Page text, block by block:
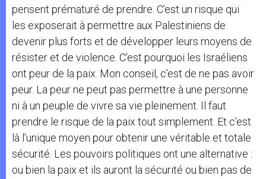
pensent prématuré de prendre. C’est un risque qui
les exposerait à permettre aux Palestiniens de
devenir plus forts et de développer leurs moyens de
résister et de violence. C’est pourquoi les Israéliens
ont peur de la paix. Mon conseil, c’est de ne pas avoir
peur. La peur ne peut pas permettre à une personne
ni à un peuple de vivre sa vie pleinement. Il faut
prendre le risque de la paix tout simplement. Et c’est
là l’unique moyen pour obtenir une véritable et totale
sécurité. Les pouvoirs politiques ont une alternative :
ou bien la paix et ils auront la sécurité ou bien pas de